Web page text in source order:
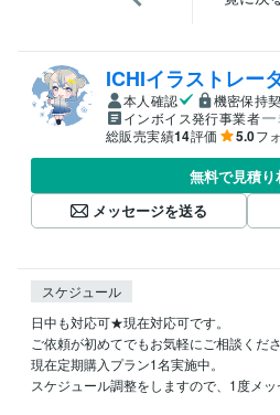
ICHIイラストレー
本人確認
機密保持
インボイス発行事業者
総販売実績14評価 5.0フ
無料で見積り
メッセージを送る
スケジュール
日中も対応可★現在対応可です。
ご依頼が初めてでもお気軽にご相談くださ
現在定期購入プラン1名実施中。
スケジュール調整をしますので、1度メッ